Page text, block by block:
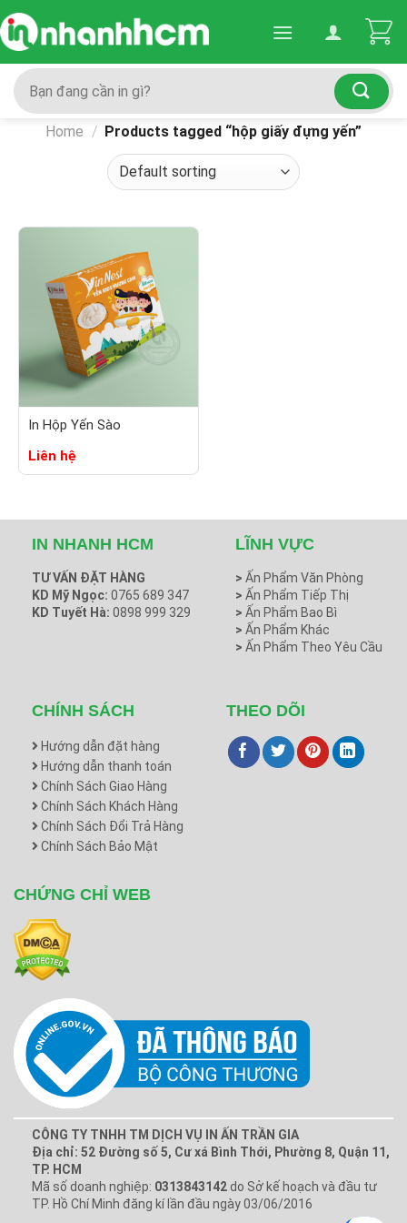
Skip
to
content
Search
for:
Home / Products tagged “hộp giấy đựng yến”
In Hộp Yến Sào
Liên hệ
IN NHANH HCM
TƯ VẤN ĐẶT HÀNG
KD Mỹ Ngọc: 0765 689 347
KD Tuyết Hà: 0898 999 329
LĨNH VỰC
> Ấn Phẩm Văn Phòng
> Ấn Phẩm Tiếp Thị
> Ấn Phẩm Bao Bì
> Ấn Phẩm Khác
> Ấn Phẩm Theo Yêu Cầu
CHÍNH SÁCH
Hướng dẫn đặt hàng
Hướng dẫn thanh toán
Chính Sách Giao Hàng
Chính Sách Khách Hàng
Chính Sách Đổi Trả Hàng
Chính Sách Bảo Mật
THEO DÕI
CHỨNG CHỈ WEB
CÔNG TY TNHH TM DỊCH VỤ IN ẤN TRẦN GIA
Địa chỉ: 52 Đường số 5, Cư xá Bình Thới, Phường 8, Quận 11,
TP. HCM
Mã số doanh nghiệp: 0313843142 do Sở kế hoạch và đầu tư
TP. Hồ Chí Minh đăng kí lần đầu ngày 03/06/2016